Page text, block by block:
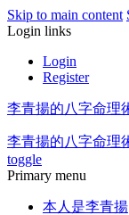
Skip to main content
Login links
Login
Register
李青揚的八字命理
李青揚的八字命理
toggle
Primary menu
本人是李青揚